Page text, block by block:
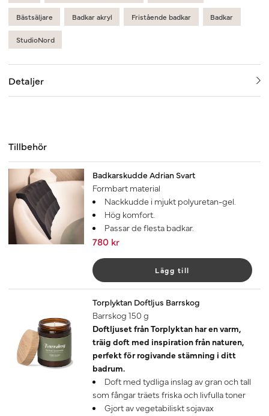
Bästsäljare Badkar akryl Fristående badkar Badkar
StudioNord
Detaljer
Tillbehör
Badkarskudde Adrian Svart
Formbart material
Nackkudde i mjukt polyuretan-gel.
Hög komfort.
Passar de flesta badkar.
780 kr
Lägg till
Torplyktan Doftljus Barrskog
Barrskog 150 g
Doftljuset från Torplyktan har en varm,
träig doft med inspiration från naturen,
perfekt för rogivande stämning i ditt
badrum.
Doft med tydliga inslag av gran och tall
som fångar träets friska och livfulla toner
Gjort av vegetabiliskt sojavax